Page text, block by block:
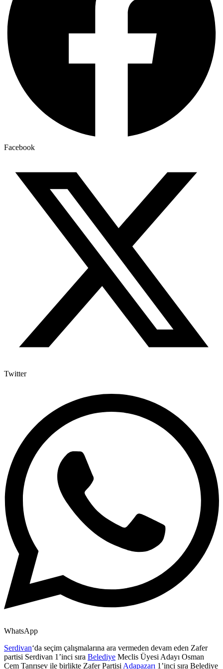
Facebook
Twitter
WhatsApp
Serdivan‘da seçim çalışmalarına ara vermeden devam eden Zafer
partisi Serdivan 1’inci sıra Belediye Meclis Üyesi Adayı Osman
Cem Tanrısev ile birlikte Zafer Partisi Adapazarı 1’inci sıra Belediye